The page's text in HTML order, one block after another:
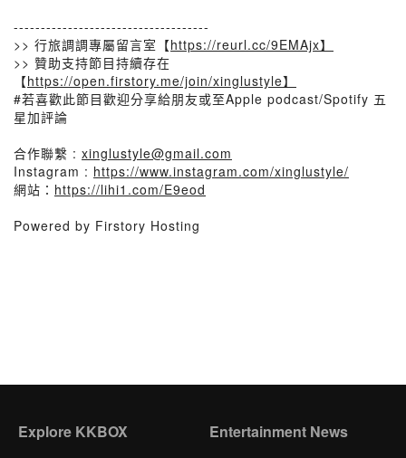
------------------------------------
>> 行旅調調專屬留言室【https://reurl.cc/9EMAjx】
>> 贊助支持節目持續存在
【https://open.firstory.me/join/xinglustyle】
#若喜歡此節目歡迎分享給朋友或至Apple podcast/Spotify 五
星加評論
合作聯繫 : xinglustyle@gmail.com
Instagram : https://www.instagram.com/xinglustyle/
網站： https://lihi1.com/E9eod
Powered by Firstory Hosting
Explore KKBOX Entertainment News